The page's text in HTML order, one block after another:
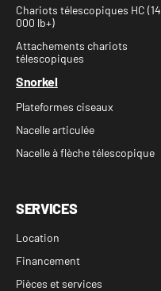
Chariots télescopiques HC (14
000 lb+)
Attachements chariots
télescopiques
Snorkel
Plateformes ciseaux
Nacelle articulée
Nacelle à flèche télescopique
SERVICES
Location
Financement
Pièces et services